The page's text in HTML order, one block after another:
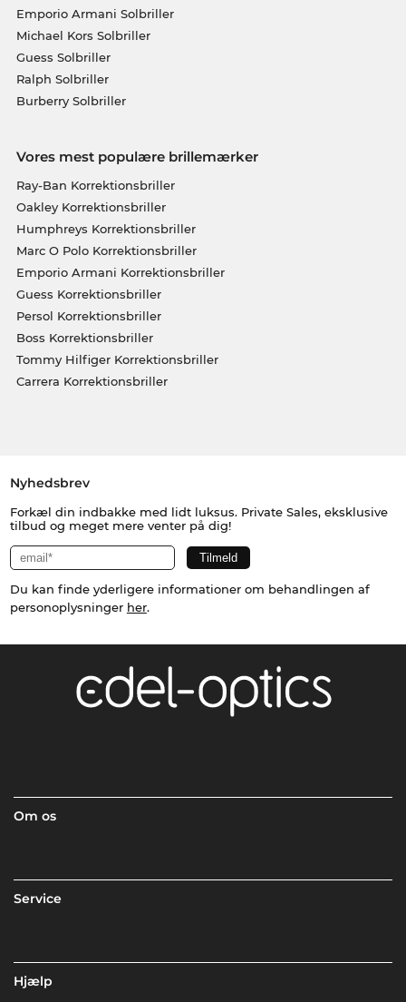
Emporio Armani Solbriller
Michael Kors Solbriller
Guess Solbriller
Ralph Solbriller
Burberry Solbriller
Vores mest populære brillemærker
Ray-Ban Korrektionsbriller
Oakley Korrektionsbriller
Humphreys Korrektionsbriller
Marc O Polo Korrektionsbriller
Emporio Armani Korrektionsbriller
Guess Korrektionsbriller
Persol Korrektionsbriller
Boss Korrektionsbriller
Tommy Hilfiger Korrektionsbriller
Carrera Korrektionsbriller
Nyhedsbrev
Forkæl din indbakke med lidt luksus. Private Sales, eksklusive
tilbud og meget mere venter på dig!
Du kan finde yderligere informationer om behandlingen af
personoplysninger her.
Om os
Service
Hjælp